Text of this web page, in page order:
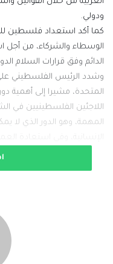
ودولي.
كما أكد استعداد فلسطين
الوسطاء والشركاء، من أجل
الدائم وفق قرارات السلام
وشدد الرئيس الفلسطيني
المتحدة، مشيرا إلى أهمية
اللاجئين الفلسطينيين في
المهمة، وهو الدور الذي لا
التي تقدمها للاجئين
القدس الشرقية، وجميع